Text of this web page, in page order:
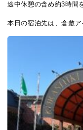
途中休憩の含め約3時間
本日の宿泊先は、倉敷ア